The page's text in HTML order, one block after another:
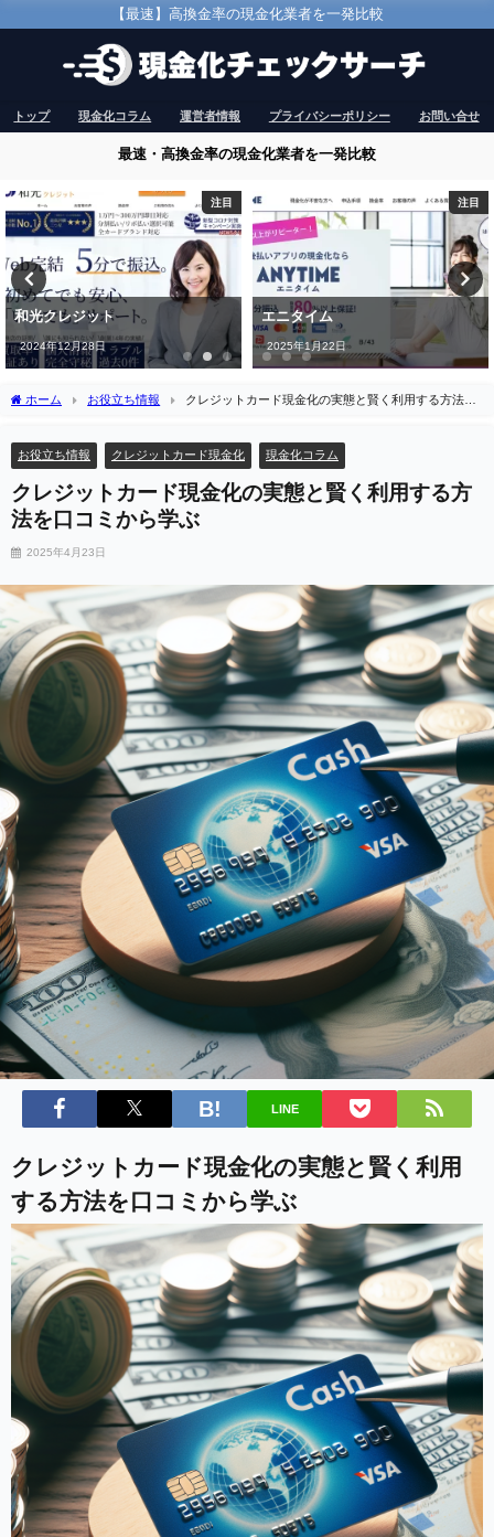
【最速】高換金率の現金化業者を一発比較
トップ 現金化コラム 運営者情報 プライバシーポリシー お問い合せ
最速・高換金率の現金化業者を一発比較
注目
和光クレジット
2024年12月28日
注目
エニタイム
2025年1月22日
ホーム お役立ち情報
クレジットカード現金化の実態と賢く利用する方法を
お役立ち情報 クレジットカード現金化 現金化コラム
クレジットカード現金化の実態と賢く利用する方
法を口コミから学ぶ
2025年4月23日
LINE
クレジットカード現金化の実態と賢く利用
する方法を口コミから学ぶ